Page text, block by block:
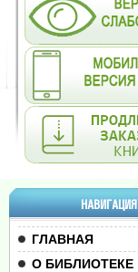
НАВИГАЦИЯ
ГЛАВНАЯ
О БИБЛИОТЕКЕ